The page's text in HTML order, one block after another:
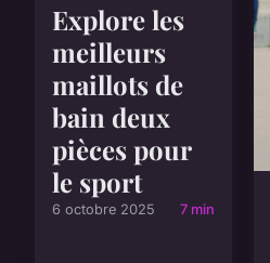
Explore les
meilleurs
maillots de
bain deux
pièces pour
le sport
6 octobre 2025 7 min